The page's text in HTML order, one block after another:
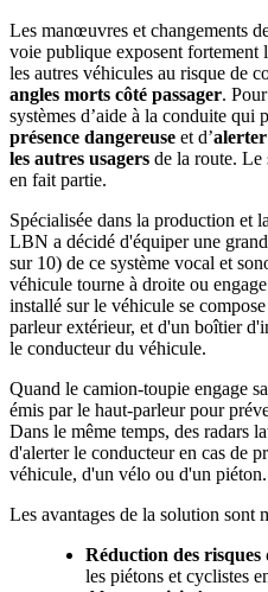
Les manœuvres et changements
voie publique exposent fortement
les autres véhicules au risque de
angles morts côté passager.
systèmes d’aide à la conduite qui
présence dangereuse et d’
les autres usagers de la route. Le
en fait partie.
Spécialisée dans la production et
LBN a décidé d'équiper une
sur 10) de ce système vocal et
véhicule tourne à droite ou
installé sur le véhicule se
parleur extérieur, et d'un boîtier
le conducteur du véhicule.
Quand le camion-toupie engage
émis par le haut-parleur pour
Dans le même temps, des radars
d'alerter le conducteur en cas de
véhicule, d'un vélo ou d'un piéton.
Les avantages de la solution sont
Réduction des risques
les piétons et cyclistes